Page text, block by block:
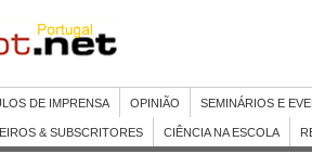
DE IMPRENSA OPINIÃO SEMINÁRIOS E
& SUBSCRITORES CIÊNCIA NA ESCOLA